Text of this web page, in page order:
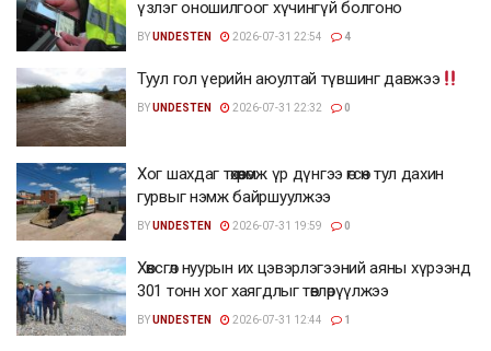
үзлэг оношилгоог хүчингүй болгоно
BYUNDESTEN 2026-07-31 22:54 4
Туул гол үерийн аюултай түвшинг давжээ
BYUNDESTEN 2026-07-31 22:32 0
Хог шахдаг төхөөрөмж үр дүнгээ өгсөн тул дахин
гурвыг нэмж байршуулжээ
BYUNDESTEN 2026-07-31 19:59 0
Хөвсгөл нуурын их цэвэрлэгээний аяны хүрээнд
301 тонн хог хаягдлыг төвлөрүүлжээ
BYUNDESTEN 2026-07-31 12:44 1